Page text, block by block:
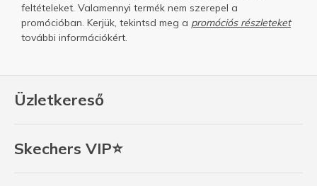
Üzletkereső
Skechers VIP⭐
feltételeket. Valamennyi termék nem szerepel a
promócióban. Kerjük, tekintsd meg a promóciós részleteket
további információkért.